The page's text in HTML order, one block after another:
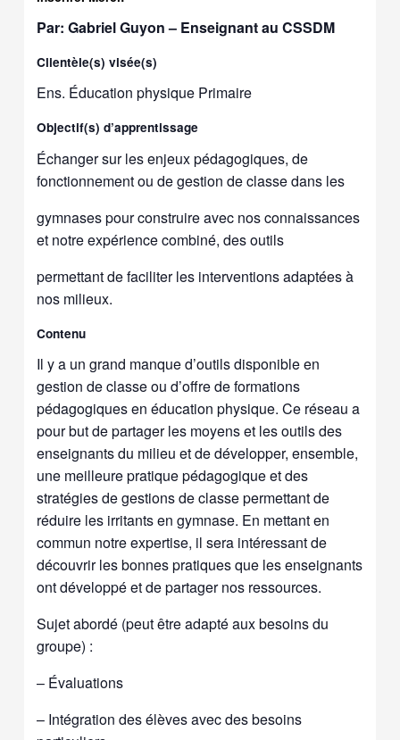
Par: Gabriel Guyon – Enseignant au CSSDM
Clientèle(s) visée(s)
Ens. Éducation physique Primaire
Objectif(s) d’apprentissage
Échanger sur les enjeux pédagogiques, de
fonctionnement ou de gestion de classe dans les
gymnases pour construire avec nos connaissances
et notre expérience combiné, des outils
permettant de faciliter les interventions adaptées à
nos milieux.
Contenu
Il y a un grand manque d’outils disponible en
gestion de classe ou d’offre de formations
pédagogiques en éducation physique. Ce réseau a
pour but de partager les moyens et les outils des
enseignants du milieu et de développer, ensemble,
une meilleure pratique pédagogique et des
stratégies de gestions de classe permettant de
réduire les irritants en gymnase. En mettant en
commun notre expertise, il sera intéressant de
découvrir les bonnes pratiques que les enseignants
ont développé et de partager nos ressources.
Sujet abordé (peut être adapté aux besoins du
groupe) :
– Évaluations
– Intégration des élèves avec des besoins